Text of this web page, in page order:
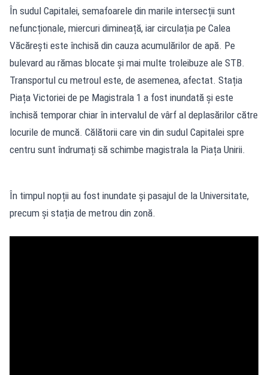
În sudul Capitalei, semafoarele din marile intersecții sunt
nefuncționale, miercuri dimineață, iar circulația pe Calea
Văcărești este închisă din cauza acumulărilor de apă. Pe
bulevard au rămas blocate și mai multe troleibuze ale STB.
Transportul cu metroul este, de asemenea, afectat. Stația
Piața Victoriei de pe Magistrala 1 a fost inundată și este
închisă temporar chiar în intervalul de vârf al deplasărilor către
locurile de muncă. Călătorii care vin din sudul Capitalei spre
centru sunt îndrumați să schimbe magistrala la Piața Unirii.
În timpul nopții au fost inundate și pasajul de la Universitate,
precum și stația de metrou din zonă.